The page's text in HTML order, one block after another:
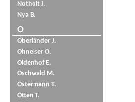
Notholt J.
Nya B.
O
Oberländer J.
Ohneiser O.
Oldenhof E.
Oschwald M.
Ostermann T.
Otten T.